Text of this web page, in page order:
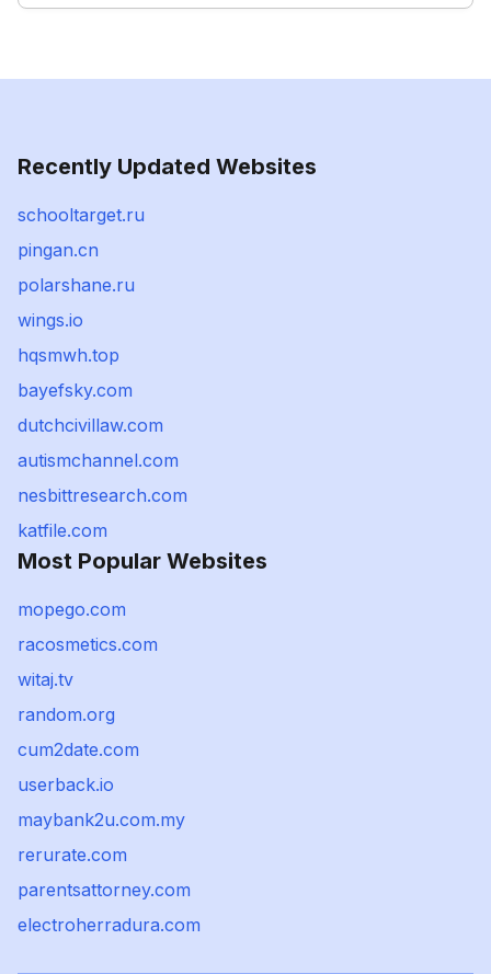
Recently Updated Websites
schooltarget.ru
pingan.cn
polarshane.ru
wings.io
hqsmwh.top
bayefsky.com
dutchcivillaw.com
autismchannel.com
nesbittresearch.com
katfile.com
Most Popular Websites
mopego.com
racosmetics.com
witaj.tv
random.org
cum2date.com
userback.io
maybank2u.com.my
rerurate.com
parentsattorney.com
electroherradura.com